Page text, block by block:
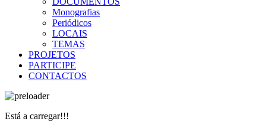
Monografias
Periódicos
LOCAIS
TEMAS
PROJETOS
PARTICIPE
CONTACTOS
Está a carregar!!!